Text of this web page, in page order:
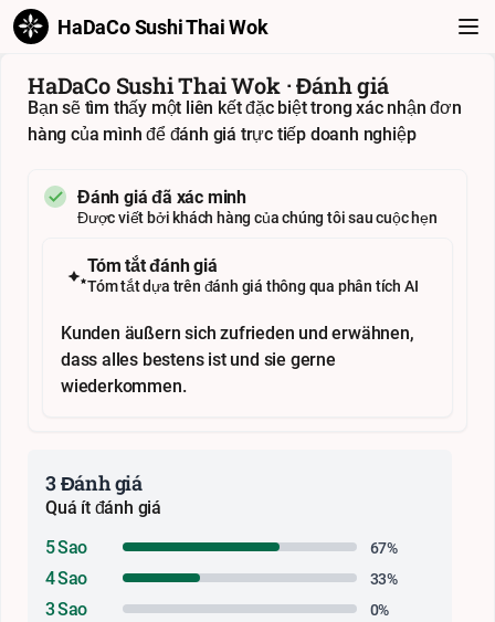
HaDaCo Sushi Thai Wok
HaDaCo Sushi Thai Wok · Đánh giá
Bạn sẽ tìm thấy một liên kết đặc biệt trong xác nhận đơn
hàng của mình để đánh giá trực tiếp doanh nghiệp
Đánh giá đã xác minh
Được viết bởi khách hàng của chúng tôi sau cuộc hẹn
Tóm tắt đánh giá
Tóm tắt dựa trên đánh giá thông qua phân tích AI
Kunden äußern sich zufrieden und erwähnen,
dass alles bestens ist und sie gerne
wiederkommen.
3 Đánh giá
Quá ít đánh giá
5 Sao
67%
4 Sao 33%
3 Sao 0%